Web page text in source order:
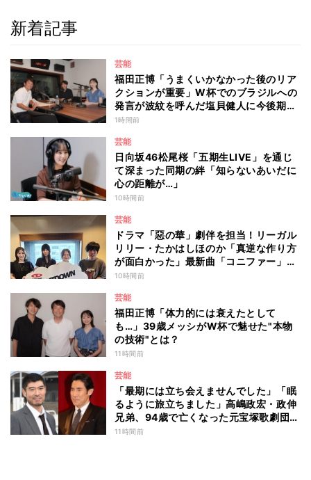
新着記事
芸能
福田正博「うまくいかなかった後のリア
クションが重要」W杯でのブラジルへの
発言が波紋を呼んだ塩貝健人に今後期待
することは？
1時間前
芸能
日向坂46松尾桜「五期生LIVE」を通じ
て深まった同期の絆「知らないあいだに
心の距離が…」
10時間前
芸能
ドラマ「惡の華」劇伴を担当！リーガル
リリー・たかはしほのか「真逆な作り方
が面白かった」最新曲「コニファー」制
作秘話も
10時間前
芸能
福田正博「体力的には衰えたとして
も…」39歳メッシがW杯で魅せた"本物
の技術"とは？
11時間前
芸能
「最期には立ち会えませんでした」「眠
るように旅立ちました」高嶋政宏・政伸
兄弟、94歳で亡くなった元宝塚歌劇団ト
ップスターの母・寿美花代を追悼 ここ
11時間前